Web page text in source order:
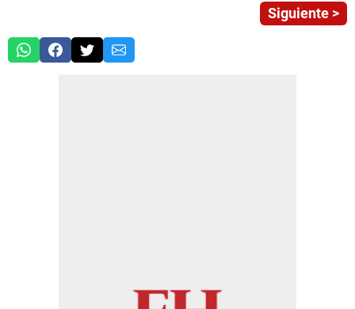
Siguiente >